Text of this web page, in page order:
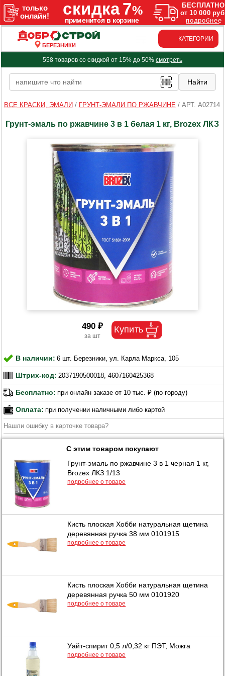
БЕРЕЗНИКИ
КАТЕГОРИИ
558 товаров со скидкой от 15% до 50% смотреть
ВСЕ КРАСКИ, ЭМАЛИ / ГРУНТ-ЭМАЛИ ПО РЖАВЧИНЕ / АРТ. A02714
Грунт-эмаль по ржавчине 3 в 1 белая 1 кг, Brozex ЛКЗ
490 ₽
В наличии: 6 шт. Березники, ул. Карла Маркса, 105
Штрих-код: 2037190500018, 4607160425368
Бесплатно: при онлайн заказе от 10 тыс. ₽ (по городу)
Оплата: при получении наличными либо картой
Нашли ошибку в карточке товара?
С этим товаром покупают
Грунт-эмаль по ржавчине 3 в 1 черная 1 кг,
Brozex ЛКЗ 1/13
подробнее о товаре
Кисть плоская Хобби натуральная щетина
деревянная ручка 38 мм 0101915
подробнее о товаре
Кисть плоская Хобби натуральная щетина
деревянная ручка 50 мм 0101920
подробнее о товаре
Уайт-спирит 0,5 л/0,32 кг ПЭТ, Можга
подробнее о товаре